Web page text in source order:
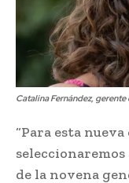
Catalina Fernández,
“Para esta
de la novena